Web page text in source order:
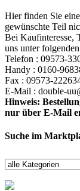
Hier finden Sie
gewünschte Teil
Bei Kaufinteresse,
uns unter
Telefon : 09573-
Handy : 0160-
Fax : 09573-
E-Mail : double-
Hinweis:
nur über E-Mail
Suche im